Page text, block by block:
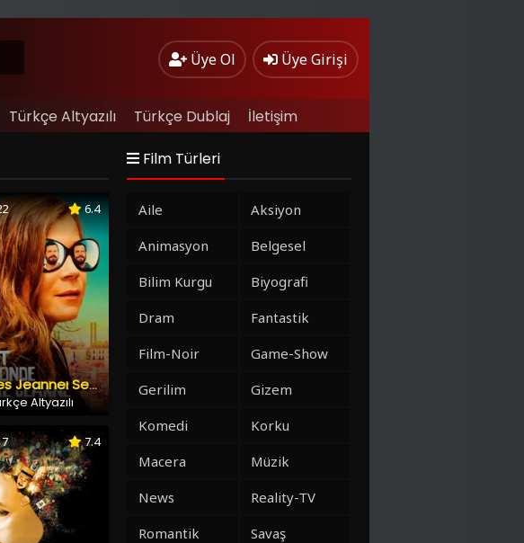
Üye Ol Üye Girişi
Türkçe Altyazılı Türkçe Dublaj İletişim
6.4
Herkes Jeanneı Sever
Altyazılı
7.4
Film Türleri
Aile
Aksiyon
Animasyon
Belgesel
Bilim Kurgu
Biyografi
Dram
Fantastik
Film-Noir
Game-Show
Gerilim
Gizem
Komedi
Korku
Macera
Müzik
News
Reality-TV
Romantik
Savaş